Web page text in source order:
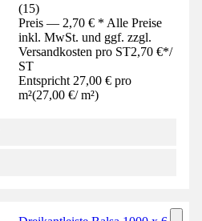
(15)
Preis — 2,70 € * Alle Preise
inkl. MwSt. und ggf. zzgl.
Versandkosten pro ST2,70 €*/
ST
Entspricht 27,00 € pro
m²(27,00 €/ m²)